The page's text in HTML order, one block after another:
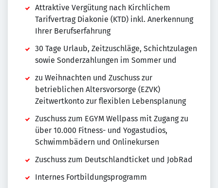
Attraktive Vergütung nach Kirchlichem
Tarifvertrag Diakonie (KTD) inkl. Anerkennung
Ihrer Berufserfahrung
30 Tage Urlaub, Zeitzuschläge, Schichtzulagen
sowie Sonderzahlungen im Sommer und
zu Weihnachten und Zuschuss zur
betrieblichen Altersvorsorge (EZVK)
Zeitwertkonto zur flexiblen Lebensplanung
Zuschuss zum EGYM Wellpass mit Zugang zu
über 10.000 Fitness- und Yogastudios,
Schwimmbädern und Onlinekursen
Zuschuss zum Deutschlandticket und JobRad
Internes Fortbildungsprogramm